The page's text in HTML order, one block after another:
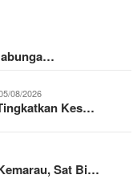
08/2026
Kes…
Sat Bi…